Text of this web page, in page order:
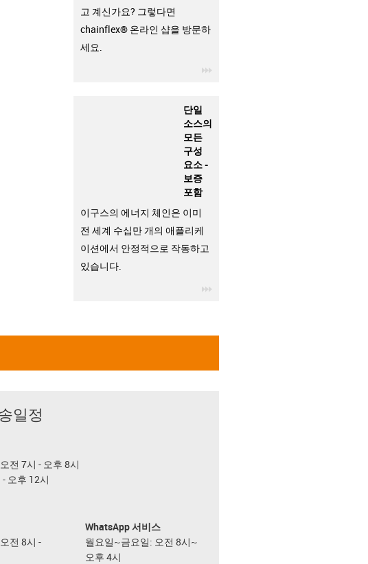
고 계신가요? 그렇다면
chainflex® 온라인 샵을 방문하
세요.
단일
소스의
모든
구성
요소 -
보증
포함
이구스의 에너지 체인은 이미
전 세계 수십만 개의 애플리케
이션에서 안정적으로 작동하고
있습니다.
일정
전 7시 - 오후 8시
오후 12시
전 8시 -
WhatsApp 서비스
월요일~금요일: 오전 8시~
오후 4시